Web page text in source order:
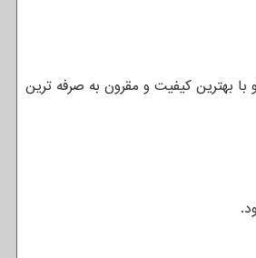
بهترین کیفیت و مقرون به صرفه ترین